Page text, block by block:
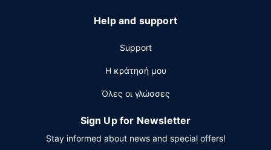
Help and support
Support
Η κράτησή μου
Όλες οι γλώσσες
Sign Up for Newsletter
Stay informed about news and special offers!